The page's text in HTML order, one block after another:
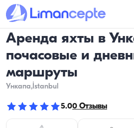
Аренда яхты в
почасовые и
маршруты
Ункапа,İstanbul
5.00 Отзывы